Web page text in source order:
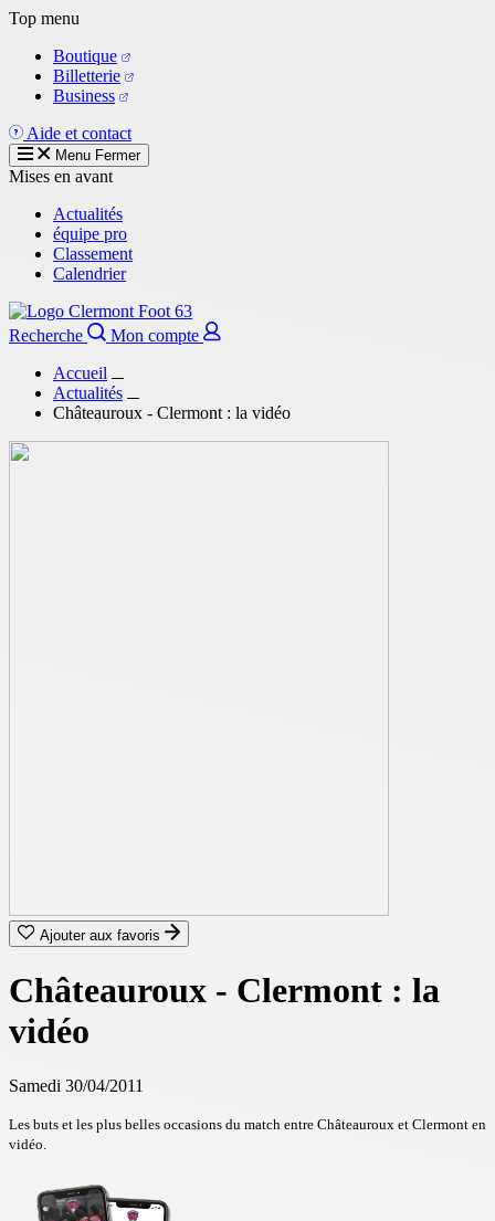
Aller
contenu
principal
Top menu
Boutique
Billetterie
Business
Aide et contact
Menu Fermer
Mises en avant
Actualités
équipe pro
Classement
Calendrier
Recherche
Mon compte
Accueil
Actualités
Châteauroux - Clermont : la vidéo
Ajouter aux favoris
Châteauroux - Clermont : la
vidéo
Samedi 30/04/2011
Les buts et les plus belles occasions du match entre Châteauroux et Clermont en
vidéo.